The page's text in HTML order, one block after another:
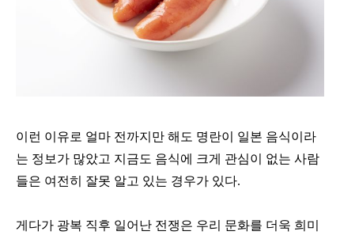
이런 이유로 얼마 전까지만 해도 명란이 일본 음식이라
는 정보가 많았고 지금도 음식에 크게 관심이 없는 사람
들은 여전히 잘못 알고 있는 경우가 있다.
게다가 광복 직후 일어난 전쟁은 우리 문화를 더욱 희미